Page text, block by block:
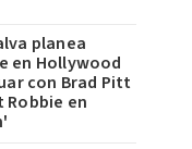
planea
en Hollywood
con Brad Pitt
Robbie en